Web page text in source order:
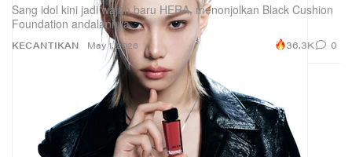
KECANTIKAN
Sang idol kini jadi wajah baru HERA, menonjolkan Black Cushion
Foundation andalannya.
May 1, 2026 36.3K 0